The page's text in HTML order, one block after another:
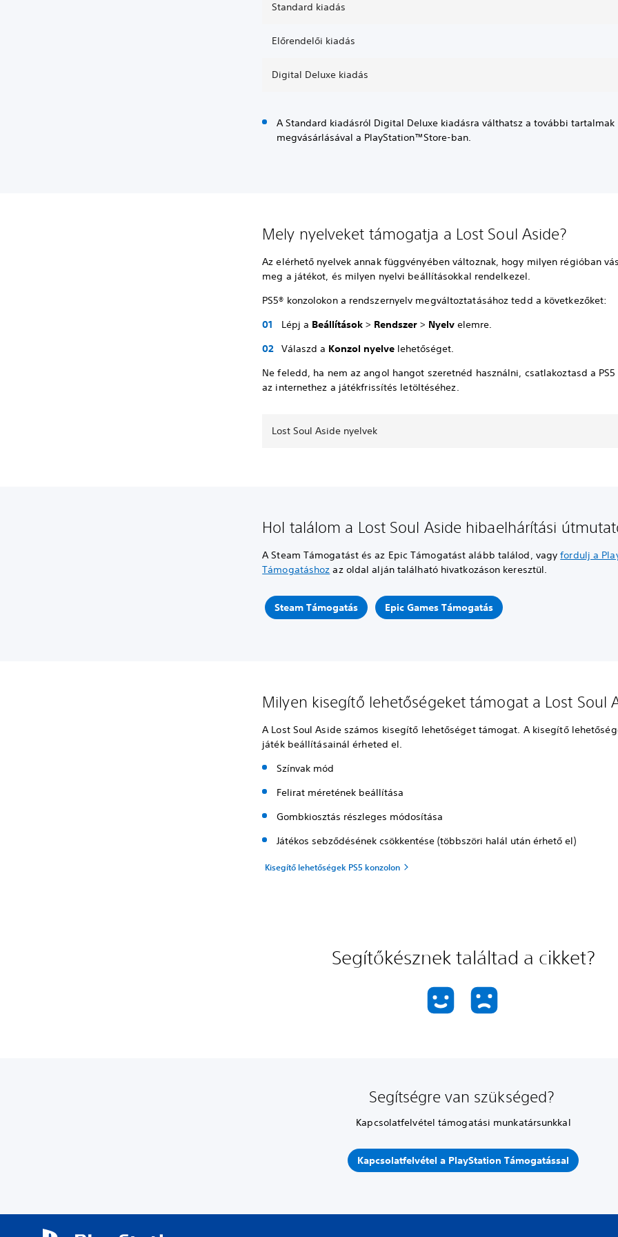
Standard kiadás
Előrendelői kiadás
Digital Deluxe kiadás
A Standard kiadásról Digital Deluxe kiadásra válthatsz a további tartalmak
megvásárlásával a PlayStation™Store-ban.
Mely nyelveket támogatja a Lost Soul Aside?
Az elérhető nyelvek annak függvényében változnak, hogy milyen régióban
meg a játékot, és milyen nyelvi beállításokkal rendelkezel.
PS5® konzolokon a rendszernyelv megváltoztatásához tedd a következőket:
Lépj a Beállítások > Rendszer > Nyelv elemre.
Válaszd a Konzol nyelve lehetőséget.
Ne feledd, ha nem az angol hangot szeretnéd használni, csatlakoztasd a PS5
az internethez a játékfrissítés letöltéséhez.
Lost Soul Aside nyelvek
Hol találom a Lost Soul Aside hibaelhárítási
A Steam Támogatást és az Epic Támogatást alább találod, vagyfordulj a
Támogatáshoz az oldal alján található hivatkozáson keresztül.
Steam Támogatás Epic Games Támogatás
Milyen kisegítő lehetőségeket támogat a Lost Soul
A Lost Soul Aside számos kisegítő lehetőséget támogat. A kisegítő
játék beállításainál érheted el.
Színvak mód
Felirat méretének beállítása
Gombkiosztás részleges módosítása
Játékos sebződésének csökkentése (többszöri halál után érhető el)
Kisegítő lehetőségek PS5 konzolon
Segítőkésznek találtad a cikket?
Segítségre van szükséged?
Kapcsolatfelvétel támogatási munkatársunkkal
Kapcsolatfelvétel a PlayStation Támogatással